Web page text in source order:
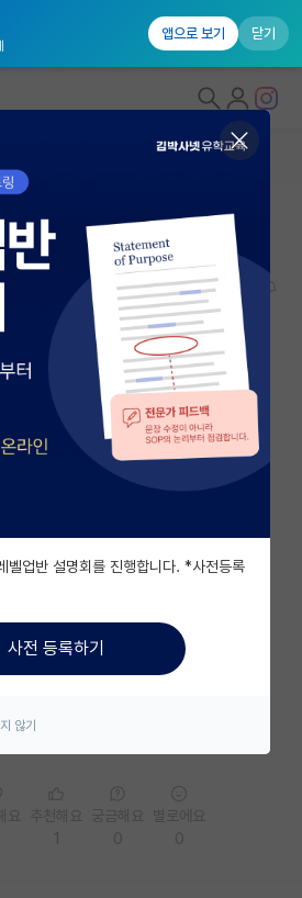
앱으로 보기 닫기
)
게시판
판
지원 힘들까요?
학생입니다.
논문 1편 1저자로 있습니다.
를 보니 지거국이 없는듯 보였습니다.
대학원 진학이 힘들런지 궁금합니다.
벨업반 설명회를 진행합니다. *사전등록
사전 등록하기
않기